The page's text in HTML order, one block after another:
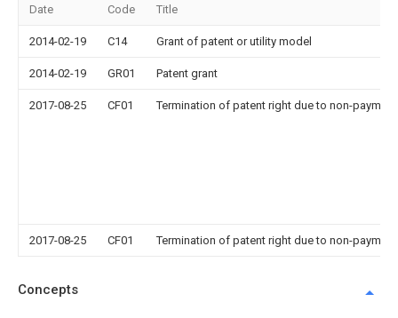
Date Code Title
2014-02-19 C14 Grant of patent or utility model
2014-02-19 GR01 Patent grant
2017-08-25 CF01 Termination of patent right due to non-
2017-08-25 CF01 Termination of patent right due to non-
Concepts